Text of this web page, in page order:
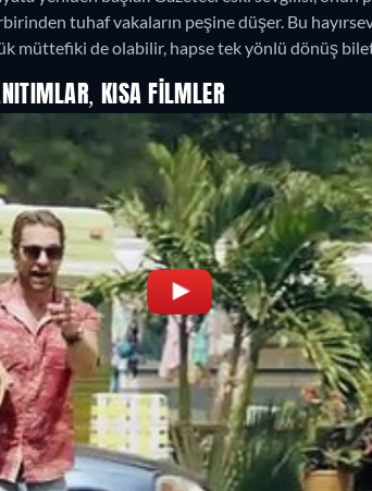
tuhaf vakaların peşine düşer. Bu
müttefiki de olabilir, hapse tek yönlü dönüş
KISA FILMLER